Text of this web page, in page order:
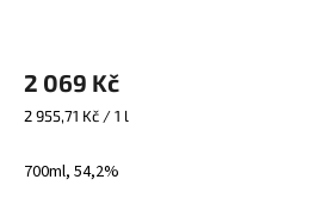
2 069 Kč
Měrná
2 955,71 Kč / 1 l
700ml, 54,2%